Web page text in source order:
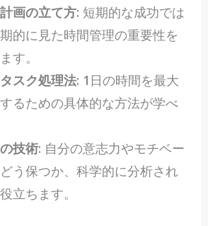
画の立て方: 短期的な成功では
的に見た時間管理の重要性を
す。
スク処理法: 1日の時間を最大
るための具体的な方法が学べ
技術: 自分の意志力やモチベー
う保つか、科学的に分析され
立ちます。